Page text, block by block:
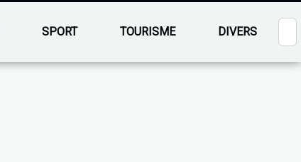
SPORT TOURISME DIVERS